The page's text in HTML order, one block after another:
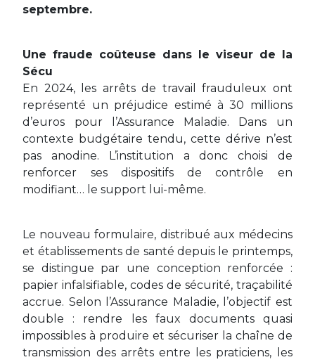
septembre.
Une fraude coûteuse dans le viseur de la
Sécu
En 2024, les arrêts de travail frauduleux ont
représenté un préjudice estimé à 30 millions
d’euros pour l’Assurance Maladie. Dans un
contexte budgétaire tendu, cette dérive n’est
pas anodine. L’institution a donc choisi de
renforcer ses dispositifs de contrôle en
modifiant… le support lui-même.
Le nouveau formulaire, distribué aux médecins
et établissements de santé depuis le printemps,
se distingue par une conception renforcée :
papier infalsifiable, codes de sécurité, traçabilité
accrue. Selon l’Assurance Maladie, l’objectif est
double : rendre les faux documents quasi
impossibles à produire et sécuriser la chaîne de
transmission des arrêts entre les praticiens, les